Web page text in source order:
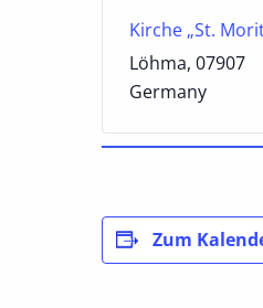
Kirche „St.
Löhma, 07907
Germany
Zum